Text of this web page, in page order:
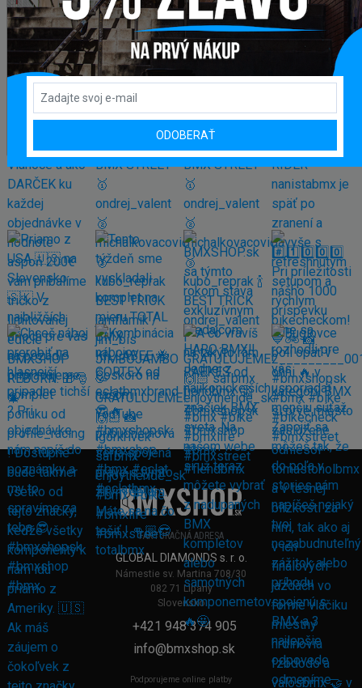
Bicykel BMX GALAXY WHIP
329,95 € 399,00 €
Zobraziť viac produktov
INSTAGRAM#BMXSHOPSK
FAKTURAČNÁ ADRESA
GLOBAL DIAMONDS s. r. o.
Námestie sv. Martina 708/30
082 71 Lipany
Slovensko
+421 948 374 905
info@bmxshop.sk
Podporujeme online platby
ODOBERAŤ